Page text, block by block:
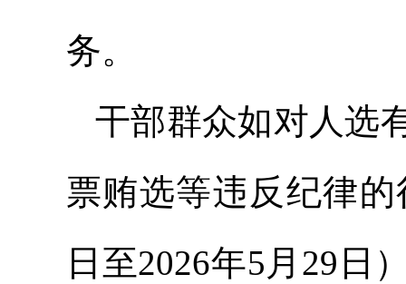
务。
干部群众如对人选
票贿选等违反纪律
日至2026年5月29日